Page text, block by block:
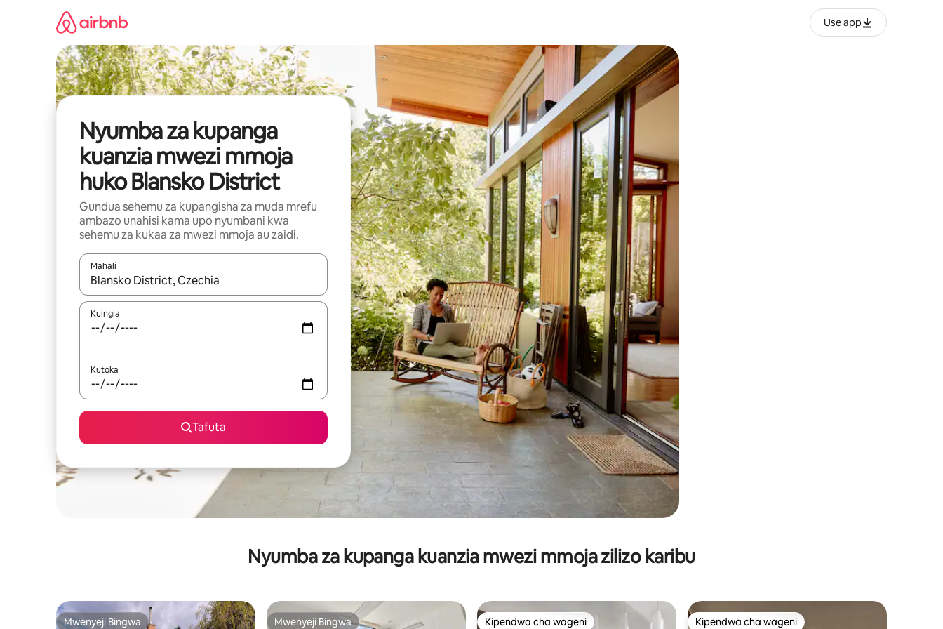
Use app
Nyumba za kupanga
kuanzia mwezi mmoja
huko Blansko District
Gundua sehemu za kupangisha za muda mrefu
ambazo unahisi kama upo nyumbani kwa
sehemu za kukaa za mwezi mmoja au zaidi.
Mahali
Wakati matokeo yanapatikana, vinjari kwa kutumia vitufe vya vishale vya juu na chini au uchunguze kwa kugusa au kutelezesha kidole kwenye ishara.
Kuingia
Kutoka
Tafuta
Nyumba za kupanga kuanzia mwezi mmoja zilizo karibu
Mwenyeji Bingwa Mwenyeji Bingwa Kipendwa cha wageni Kipendwa cha wageni